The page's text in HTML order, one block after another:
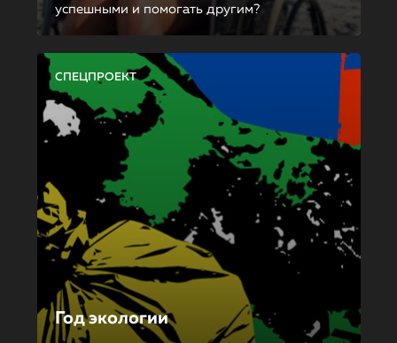
успешными и помогать другим?
СПЕЦПРОЕКТ
Год экологии